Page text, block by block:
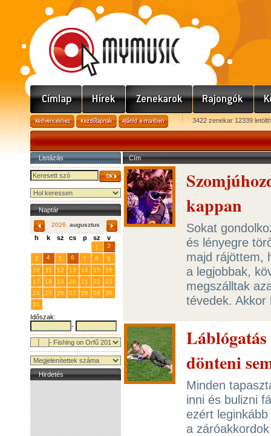
3422 zenekar 12339
Listázás
Naptár
2026. augusztus
h k sz cs p sz v
1
2
3
4 5 6 7 8
9
10
11 12 13 14 15
16
17
18 19 20 21 22
23
24
25 26 27 28 29
30
31
Időszak:
-
Hirdetés
Cím
kappan
Sokat
és lényegre
majd rájöttem,
a legjobbak,
megszálltak
tévedek.
dönteni
Minden
inni és bulizni
ezért
a